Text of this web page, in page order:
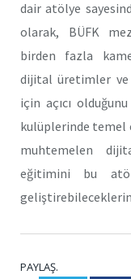
dair atölye
olarak, BÜFK
birden fazla
dijital üretimler ve
için açıcı
kulüplerinde temel
muhtemelen
eğitimini bu
PAYLAŞ.